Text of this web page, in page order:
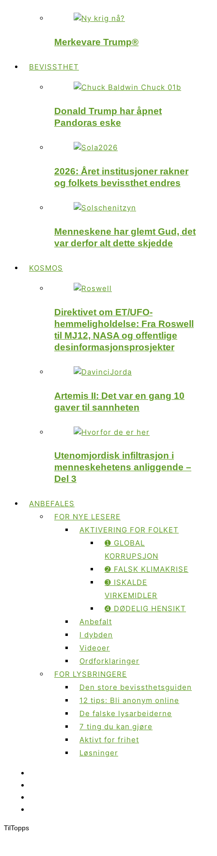
Merkevare Trump®
BEVISSTHET
Donald Trump har åpnet
Pandoras eske
2026: Året institusjoner rakner
og folkets bevissthet endres
Menneskene har glemt Gud, det
var derfor alt dette skjedde
KOSMOS
Direktivet om ET/UFO-
hemmeligholdelse: Fra Roswell
til MJ12, NASA og offentlige
desinformasjonsprosjekter
Artemis II: Det var en gang 10
gaver til sannheten
Utenomjordisk infiltrasjon i
menneskehetens anliggende –
Del 3
ANBEFALES
FOR NYE LESERE
AKTIVERING FOR FOLKET
➊ GLOBAL
KORRUPSJON
➋ FALSK KLIMAKRISE
➌ ISKALDE
VIRKEMIDLER
➍ DØDELIG HENSIKT
Anbefalt
I dybden
Videoer
Ordforklaringer
FOR LYSBRINGERE
Den store bevissthetsguiden
12 tips: Bli anonym online
De falske lysarbeiderne
7 ting du kan gjøre
Aktivt for frihet
Løsninger
TilTopps